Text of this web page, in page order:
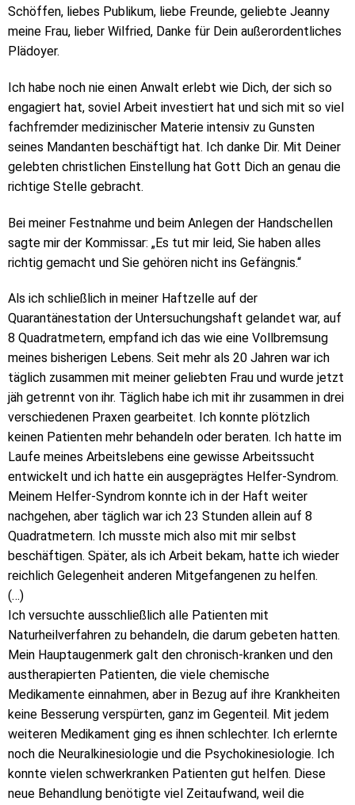
Schöffen, liebes Publikum, liebe Freunde, geliebte Jeanny
meine Frau, lieber Wilfried, Danke für Dein außerordentliches
Plädoyer.
Ich habe noch nie einen Anwalt erlebt wie Dich, der sich so
engagiert hat, soviel Arbeit investiert hat und sich mit so viel
fachfremder medizinischer Materie intensiv zu Gunsten
seines Mandanten beschäftigt hat. Ich danke Dir. Mit Deiner
gelebten christlichen Einstellung hat Gott Dich an genau die
richtige Stelle gebracht.
Bei meiner Festnahme und beim Anlegen der Handschellen
sagte mir der Kommissar: „Es tut mir leid, Sie haben alles
richtig gemacht und Sie gehören nicht ins Gefängnis.“
Als ich schließlich in meiner Haftzelle auf der
Quarantänestation der Untersuchungshaft gelandet war, auf
8 Quadratmetern, empfand ich das wie eine Vollbremsung
meines bisherigen Lebens. Seit mehr als 20 Jahren war ich
täglich zusammen mit meiner geliebten Frau und wurde jetzt
jäh getrennt von ihr. Täglich habe ich mit ihr zusammen in drei
verschiedenen Praxen gearbeitet. Ich konnte plötzlich
keinen Patienten mehr behandeln oder beraten. Ich hatte im
Laufe meines Arbeitslebens eine gewisse Arbeitssucht
entwickelt und ich hatte ein ausgeprägtes Helfer-Syndrom.
Meinem Helfer-Syndrom konnte ich in der Haft weiter
nachgehen, aber täglich war ich 23 Stunden allein auf 8
Quadratmetern. Ich musste mich also mit mir selbst
beschäftigen. Später, als ich Arbeit bekam, hatte ich wieder
reichlich Gelegenheit anderen Mitgefangenen zu helfen.
(…)
Ich versuchte ausschließlich alle Patienten mit
Naturheilverfahren zu behandeln, die darum gebeten hatten.
Mein Hauptaugenmerk galt den chronisch-kranken und den
austherapierten Patienten, die viele chemische
Medikamente einnahmen, aber in Bezug auf ihre Krankheiten
keine Besserung verspürten, ganz im Gegenteil. Mit jedem
weiteren Medikament ging es ihnen schlechter. Ich erlernte
noch die Neuralkinesiologie und die Psychokinesiologie. Ich
konnte vielen schwerkranken Patienten gut helfen. Diese
neue Behandlung benötigte viel Zeitaufwand, weil die